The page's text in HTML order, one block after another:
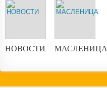
НОВОСТИ МАСЛЕНИЦА